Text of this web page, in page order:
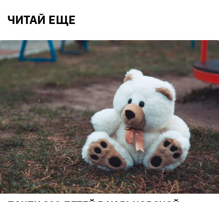
ЧИТАЙ ЕЩЕ